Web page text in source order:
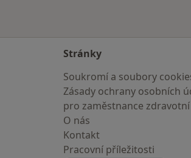
Stránky
Soukromí a soubory
Zásady ochrany osobních
pro zaměstnance zdravotní
O nás
Kontakt
Pracovní příležitosti